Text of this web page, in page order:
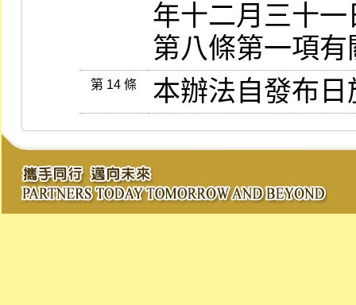
年十二月三十
第八條第一項
第 14 條 本辦法自發布日